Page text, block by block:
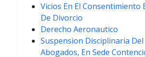
Vicios En El Consentimiento
De Divorcio
Derecho Aeronautico
Suspension Disciplinaria
Abogados, En Sede